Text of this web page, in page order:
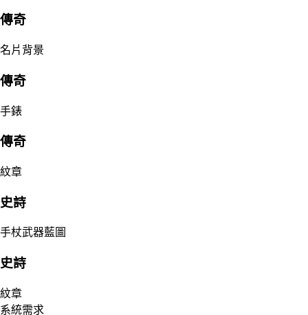
傳奇
名片背景
傳奇
手錶
傳奇
紋章
史詩
手杖武器藍圖
史詩
紋章
系統需求